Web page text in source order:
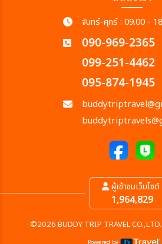
จันทร์-ศุกร์ : 09.00 -
090-969-2365
099-251-4462
095-874-1945
ผู้เข้าชมเว็บไซต์
1,964,829
©2026 BUDDY TRIP TRAVEL
Powered by